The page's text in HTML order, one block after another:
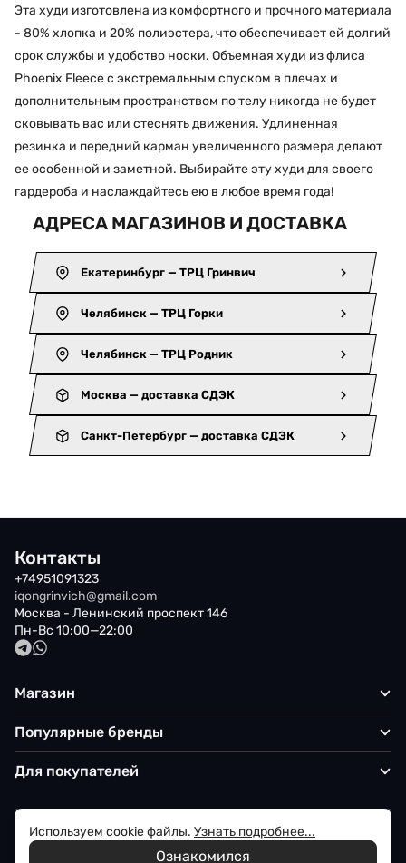
Эта худи изготовлена из комфортного и прочного материала
- 80% хлопка и 20% полиэстера, что обеспечивает ей долгий
срок службы и удобство носки. Объемная худи из флиса
Phoenix Fleece с экстремальным спуском в плечах и
дополнительным пространством по телу никогда не будет
сковывать вас или стеснять движения. Удлиненная
резинка и передний карман увеличенного размера делают
ее особенной и заметной. Выбирайте эту худи для своего
гардероба и наслаждайтесь ею в любое время года!
АДРЕСА МАГАЗИНОВ И ДОСТАВКА
Екатеринбург — ТРЦ Гринвич
Челябинск — ТРЦ Горки
Челябинск — ТРЦ Родник
Москва — доставка СДЭК
Санкт-Петербург — доставка СДЭК
Контакты
+74951091323
iqongrinvich@gmail.com
Москва - Ленинский проспект 146
Пн-Вс 10:00—22:00
Магазин
Популярные бренды
Для покупателей
Политика обработки персональных данных
Используем cookie файлы. Узнать подробнее...
Ознакомился